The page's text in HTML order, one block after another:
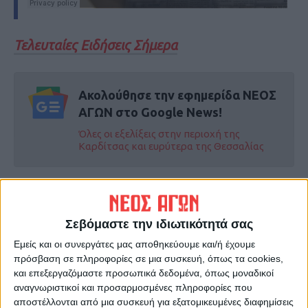
Σεβόμαστε την ιδιωτικότητά σας
Εμείς και οι συνεργάτες μας αποθηκεύουμε και/ή έχουμε
πρόσβαση σε πληροφορίες σε μια συσκευή, όπως τα cookies,
και επεξεργαζόμαστε προσωπικά δεδομένα, όπως μοναδικοί
αναγνωριστικοί και προσαρμοσμένες πληροφορίες που
αποστέλλονται από μια συσκευή για εξατομικευμένες διαφημίσεις
Τελευταίες Ειδήσεις Σήμερα
Ακολούθησε την εφημερίδα ΝΕΟΣ
ΑΓΩΝ στο Google News!
Όλες οι εξελίξεις στην περιοχή της
Καρδίτσας και ευρύτερα της Θεσσαλίας
Καιρός: Ξεκινά παρατεταμένο
κύμα ζέστης – Πιο δύσκολη
μέρα η Τρίτη
συμμετοχής η πρεμιέρα των
πανελλαδικών για τα ΓΕΛ